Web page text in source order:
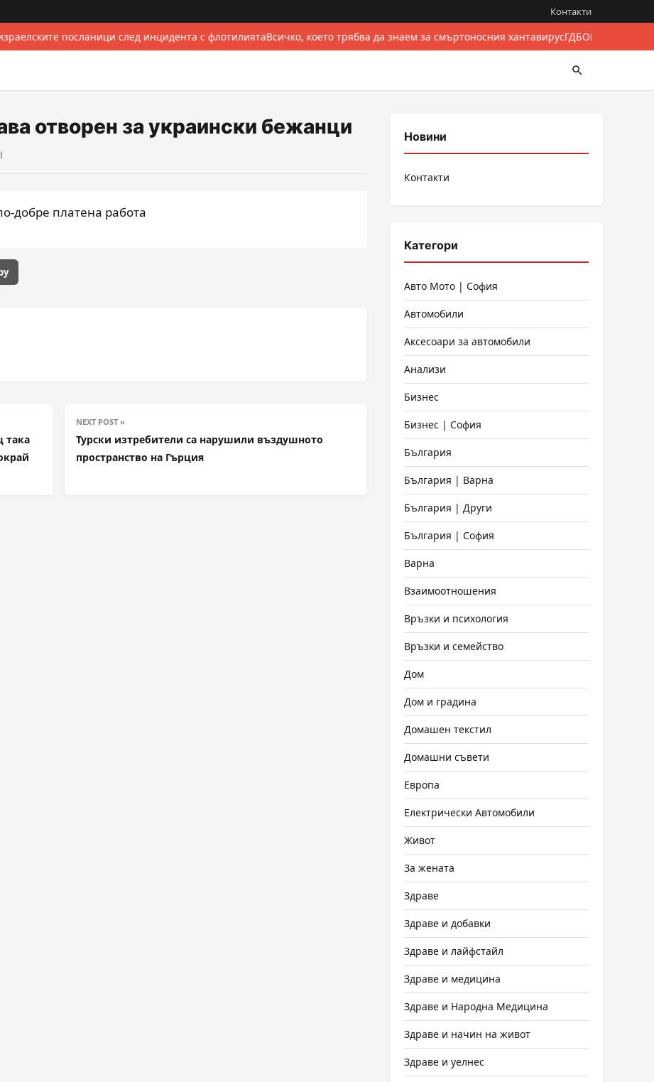
Контакти
посланици след инцидента с флотилиятаВсичко, което трябва да знаем за смъртоносния хантавирусГДБОП разби
отворен за украински бежанци
добре платена работа
така
NEXT POST »
Турски изтребители са нарушили въздушното
пространство на Гърция
Новини
Контакти
Категори
Авто Мото | София
Автомобили
Аксесоари за автомобили
Анализи
Бизнес
Бизнес | София
България
България | Варна
България | Други
България | София
Варна
Взаимоотношения
Връзки и психология
Връзки и семейство
Дом
Дом и градина
Домашен текстил
Домашни съвети
Европа
Електрически Автомобили
Живот
За жената
Здраве
Здраве и добавки
Здраве и лайфстайл
Здраве и медицина
Здраве и Народна Медицина
Здраве и начин на живот
Здраве и уелнес